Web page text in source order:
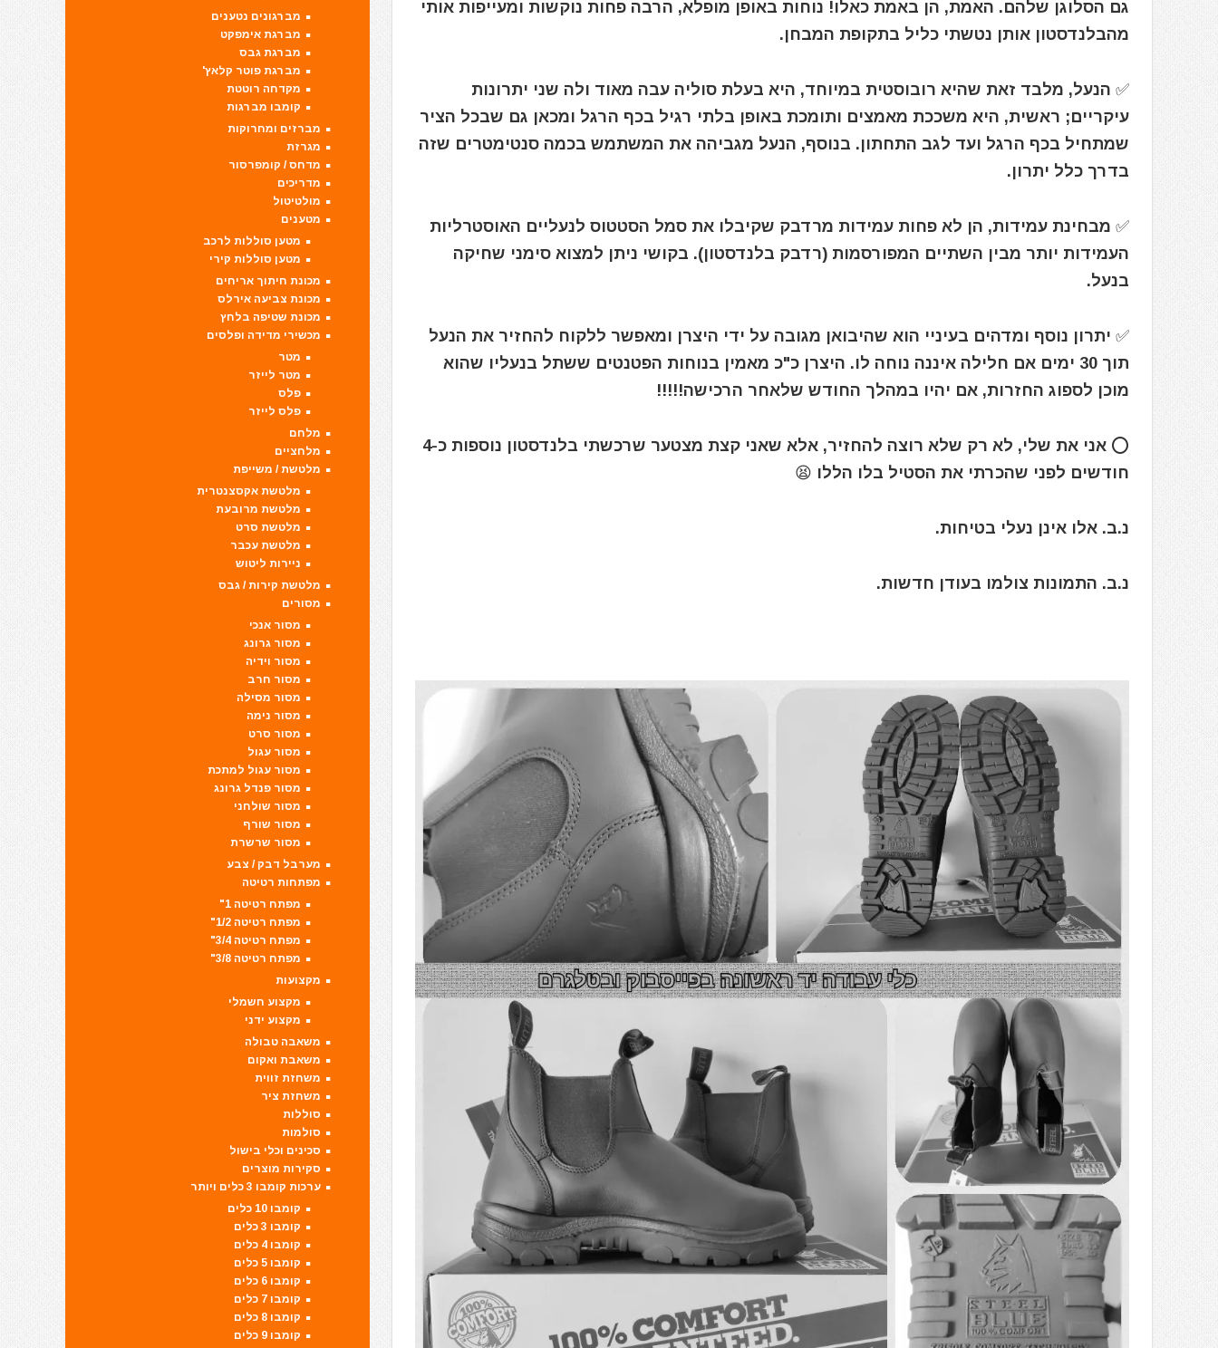
גם הסלוגן שלהם. האמת, הן באמת כאלו! נוחות באופן מופלא, הרבה פחות נוקשות ומעייפות אותי
מהבלנדסטון אותן נטשתי כליל בתקופת המבחן.
✅ הנעל, מלבד זאת שהיא רובוסטית במיוחד, היא בעלת סוליה עבה מאוד ולה שני יתרונות
עיקריים; ראשית, היא משככת מאמצים ותומכת באופן בלתי רגיל בכף הרגל ומכאן גם שבכל הציר
שמתחיל בכף הרגל ועד לגב התחתון. בנוסף, הנעל מגביהה את המשתמש בכמה סנטימטרים שזה
בדרך כלל יתרון.
✅ מבחינת עמידות, הן לא פחות עמידות מרדבק שקיבלו את סמל הסטטוס לנעליים האוסטרליות
העמידות יותר מבין השתיים המפורסמות (רדבק בלנדסטון). בקושי ניתן למצוא סימני שחיקה
בנעל.
✅ יתרון נוסף ומדהים בעיניי הוא שהיבואן מגובה על ידי היצרן ומאפשר ללקוח להחזיר את הנעל
תוך 30 ימים אם חלילה איננה נוחה לו. היצרן כ"כ מאמין בנוחות הפטנטים ששתל בנעליו שהוא
מוכן לספוג החזרות, אם יהיו במהלך החודש שלאחר הרכישה!!!!!
⭕ אני את שלי, לא רק שלא רוצה להחזיר, אלא שאני קצת מצטער שרכשתי בלנדסטון נוספות כ-4
חודשים לפני שהכרתי את הסטיל בלו הללו 😫
נ.ב. אלו אינן נעלי בטיחות.
נ.ב. התמונות צולמו בעודן חדשות.
מברגונים נטענים
מברגת אימפקט
מברגת גבס
מברגת פוטר קלאץ'
מקדחה רוטטת
קומבו מברגות
מברזים ומחרוקות
מגרזת
מדחס / קומפרסור
מדריכים
מולטיטול
מטענים
מטען סוללות לרכב
מטען סוללות קירי
מכונת חיתוך אריחים
מכונת צביעה אירלס
מכונת שטיפה בלחץ
מכשירי מדידה ופלסים
מטר
מטר לייזר
פלס
פלס לייזר
מלחם
מלחציים
מלטשת / משייפת
מלטשת אקסצנטרית
מלטשת מרובעת
מלטשת סרט
מלטשת עכבר
ניירות ליטוש
מלטשת קירות / גבס
מסורים
מסור אנכי
מסור גרונג
מסור וידיה
מסור חרב
מסור מסילה
מסור נימה
מסור סרט
מסור עגול
מסור עגול למתכת
מסור פנדל גרונג
מסור שולחני
מסור שורף
מסור שרשרת
מערבל דבק / צבע
מפתחות רטיטה
מפתח רטיטה 1"
מפתח רטיטה 1/2"
מפתח רטיטה 3/4"
מפתח רטיטה 3/8"
מקצועות
מקצוע חשמלי
מקצוע ידני
משאבה טבולה
משאבת ואקום
משחזת זווית
משחזת ציר
סוללות
סולמות
סכינים וכלי בישול
סקירות מוצרים
ערכות קומבו 3 כלים ויותר
קומבו 10 כלים
קומבו 3 כלים
קומבו 4 כלים
קומבו 5 כלים
קומבו 6 כלים
קומבו 7 כלים
קומבו 8 כלים
קומבו 9 כלים